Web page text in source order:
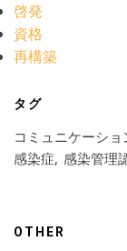
啓発
資格
再構築
タグ
コミュニケーショ
感染症 感染管理
OTHER